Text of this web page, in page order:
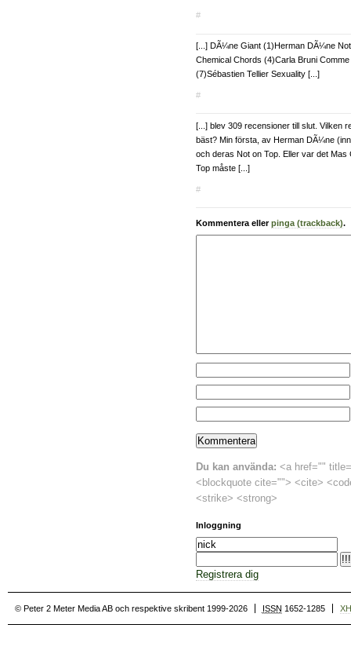
#
[...] DÃ¼ne Giant (1)Herman DÃ¼ne
Chemical Chords (4)Carla Bruni
(7)Sébastien Tellier Sexuality [...]
#
[...] blev 309 recensioner till slut. Vilken
bäst? Min första, av Herman DÃ¼ne
och deras Not on Top. Eller var det Mas
Top måste [...]
#
Kommentera ellerpinga (trackback).
Du kan använda: <a href=""
<blockquote cite=""> <cite>
<strike> <strong>
Inloggning
Registrera dig
© Peter 2 Meter Media AB och respektive skribent 1999-2026 ISSN 1652-1285